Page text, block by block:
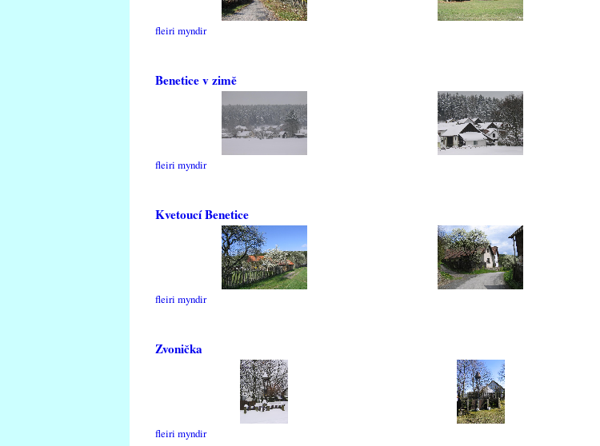
fleiri myndir
Benetice v zimě
fleiri myndir
Kvetoucí Benetice
fleiri myndir
Zvonička
fleiri myndir